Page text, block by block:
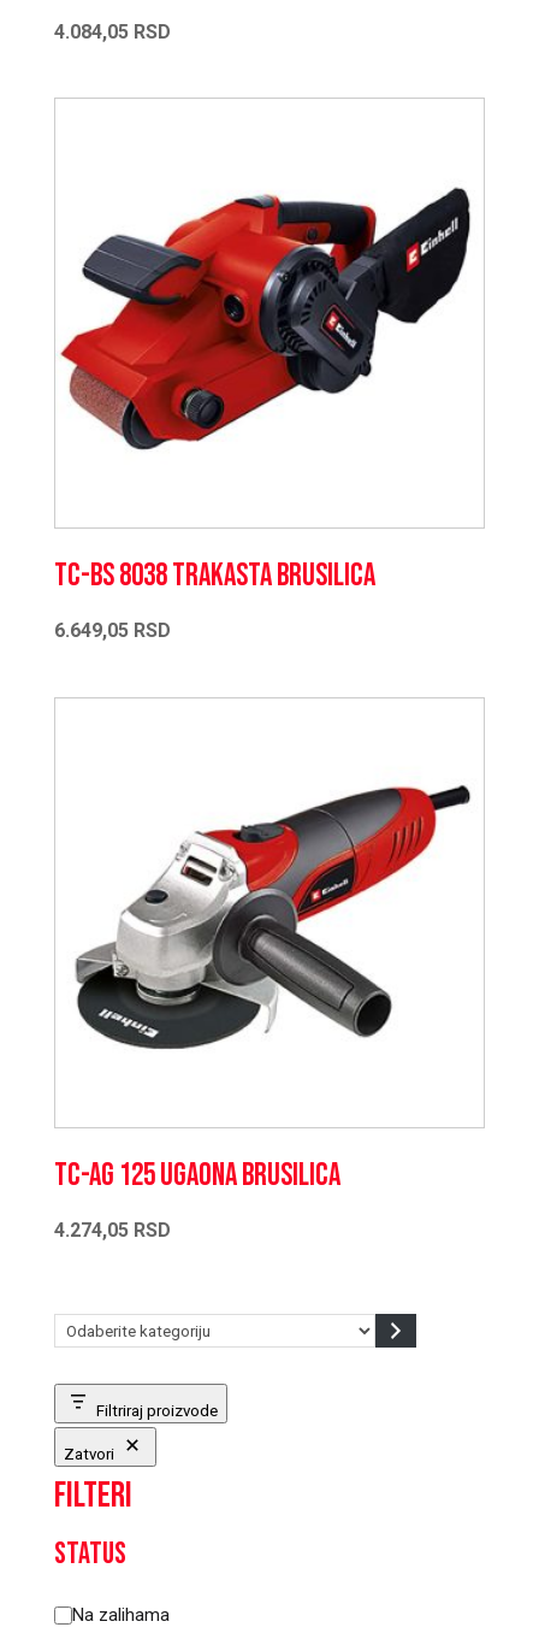
4.084,05 RSD
TC-BS 8038 Trakasta brusilica
6.649,05 RSD
TC-AG 125 Ugaona brusilica
4.274,05 RSD
Odaberite
Filtriraj proizvode
Zatvori
Filteri
Status
Status
Na zalihama